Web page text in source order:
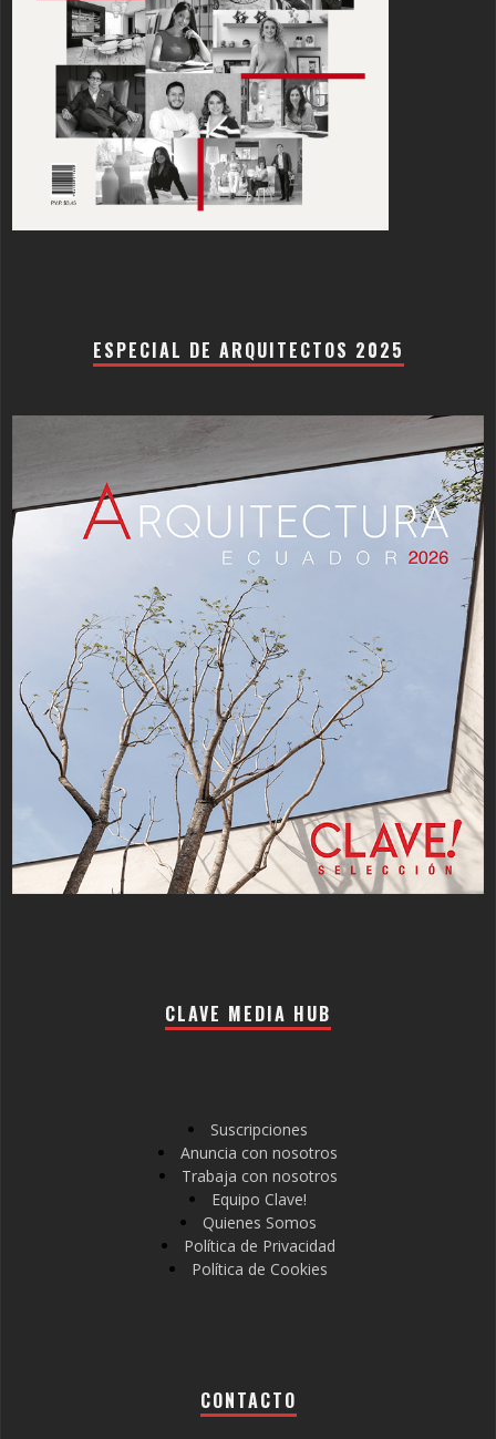
ESPECIAL DE ARQUITECTOS 2025
CLAVE MEDIA HUB
Suscripciones
Anuncia con nosotros
Trabaja con nosotros
Equipo Clave!
Quienes Somos
Política de Privacidad
Política de Cookies
CONTACTO